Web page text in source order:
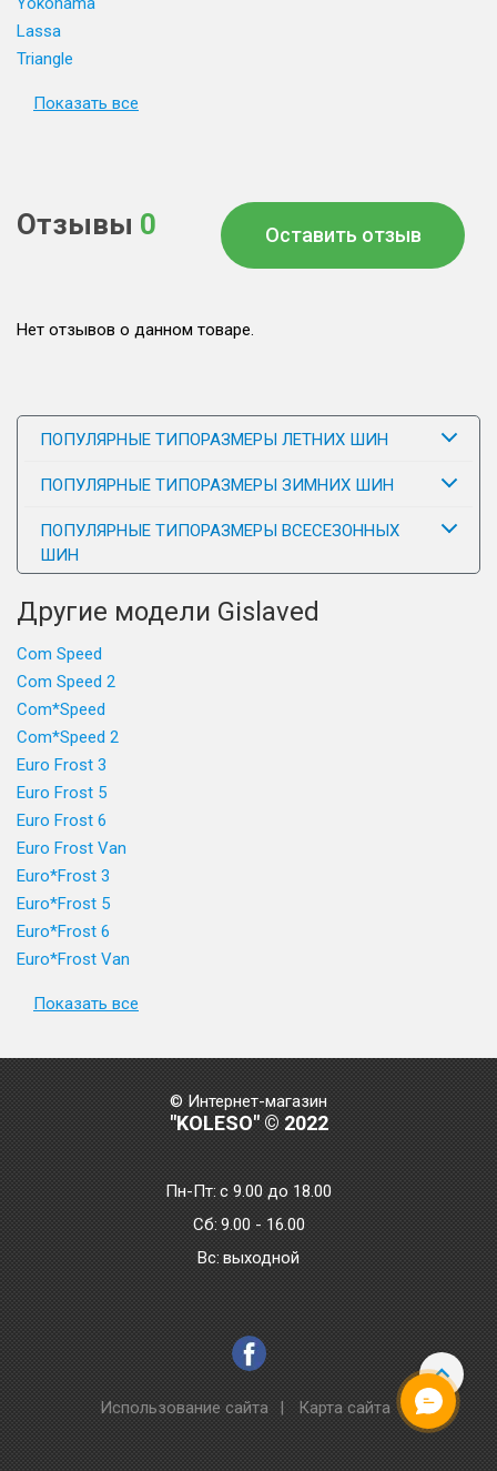
Lassa
Triangle
Показать все
Отзывы 0 Оставить отзыв
Нет отзывов о данном товаре.
ПОПУЛЯРНЫЕ ТИПОРАЗМЕРЫ ЛЕТНИХ ШИН
ПОПУЛЯРНЫЕ ТИПОРАЗМЕРЫ ЗИМНИХ ШИН
ПОПУЛЯРНЫЕ ТИПОРАЗМЕРЫ ВСЕСЕЗОННЫХ
ШИН
Другие модели Gislaved
Com Speed
Com Speed 2
Com*Speed
Com*Speed 2
Euro Frost 3
Euro Frost 5
Euro Frost 6
Euro Frost Van
Euro*Frost 3
Euro*Frost 5
Euro*Frost 6
Euro*Frost Van
Показать все
© Интернет-магазин
"KOLESO" © 2022
Пн-Пт:с 9.00 до 18.00
Сб: 9.00 - 16.00
Bc: выходной
Использование сайта | Карта сайта